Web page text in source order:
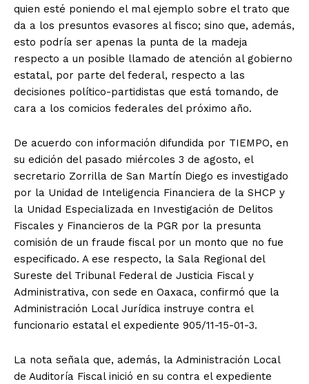
quien esté poniendo el mal ejemplo sobre el trato que
da a los presuntos evasores al fisco; sino que, además,
esto podría ser apenas la punta de la madeja
respecto a un posible llamado de atención al gobierno
estatal, por parte del federal, respecto a las
decisiones político-partidistas que está tomando, de
cara a los comicios federales del próximo año.
De acuerdo con información difundida por TIEMPO, en
su edición del pasado miércoles 3 de agosto, el
secretario Zorrilla de San Martín Diego es investigado
por la Unidad de Inteligencia Financiera de la SHCP y
la Unidad Especializada en Investigación de Delitos
Fiscales y Financieros de la PGR por la presunta
comisión de un fraude fiscal por un monto que no fue
especificado. A ese respecto, la Sala Regional del
Sureste del Tribunal Federal de Justicia Fiscal y
Administrativa, con sede en Oaxaca, confirmó que la
Administración Local Jurídica instruye contra el
funcionario estatal el expediente 905/11-15-01-3.
La nota señala que, además, la Administración Local
de Auditoría Fiscal inició en su contra el expediente